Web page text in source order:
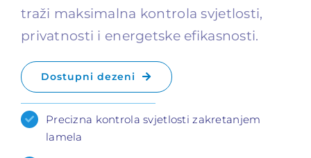
traži maksimalna kontrola svjetlosti,
privatnosti i energetske efikasnosti.
Dostupni dezeni
Precizna kontrola svjetlosti zakretanjem
lamela